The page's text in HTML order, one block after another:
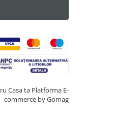
Casa ta Platforma E-
commerce by Gomag